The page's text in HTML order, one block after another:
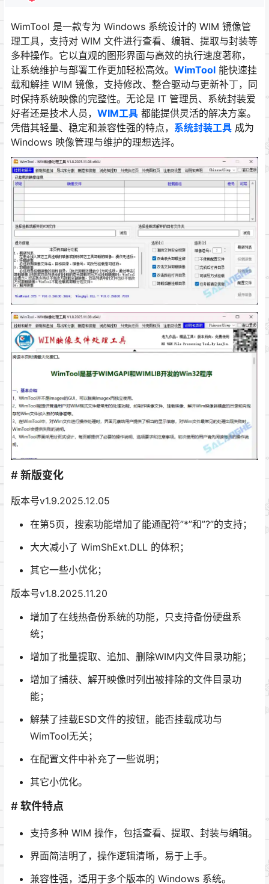
WimTool 是一款专为 Windows 系统设计的 WIM 镜像管
理工具，支持对 WIM 文件进行查看、编辑、提取与封装等
多种操作。它以直观的图形界面与高效的执行速度著称，
让系统维护与部署工作更加轻松高效。 WimTool 能快速挂
载和解挂 WIM 镜像，支持修改、整合驱动与更新补丁，同
时保持系统映像的完整性。无论是 IT 管理员、系统封装爱
好者还是技术人员， WIM工具 都能提供灵活的解决方案。
凭借其轻量、稳定和兼容性强的特点， 系统封装工具 成为
Windows 映像管理与维护的理想选择。
# 新版变化
版本号v1.9.2025.12.05
在第5页，搜索功能增加了能通配符”*”和”?”的支持；
大大减小了 WimShExt.DLL 的体积；
其它一些小优化；
版本号v1.8.2025.11.20
增加了在线热备份系统的功能，只支持备份硬盘系
统；
增加了批量提取、追加、删除WIM内文件目录功能；
增加了捕获、解开映像时列出被排除的文件目录功
能；
解禁了挂载ESD文件的按钮，能否挂载成功与
WimTool无关；
在配置文件中补充了一些说明；
其它小优化。
# 软件特点
支持多种 WIM 操作，包括查看、提取、封装与编辑。
界面简洁明了，操作逻辑清晰，易于上手。
兼容性强，适用于多个版本的 Windows 系统。